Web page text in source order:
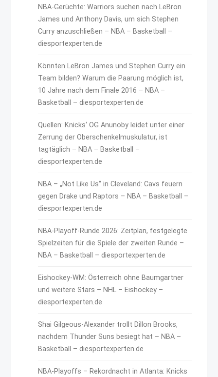
NBA-Gerüchte: Warriors suchen nach LeBron
James und Anthony Davis, um sich Stephen
Curry anzuschließen – NBA – Basketball –
diesportexperten.de
Könnten LeBron James und Stephen Curry ein
Team bilden? Warum die Paarung möglich ist,
10 Jahre nach dem Finale 2016 – NBA –
Basketball – diesportexperten.de
Quellen: Knicks‘ OG Anunoby leidet unter einer
Zerrung der Oberschenkelmuskulatur, ist
tagtäglich – NBA – Basketball –
diesportexperten.de
NBA – „Not Like Us“ in Cleveland: Cavs feuern
gegen Drake und Raptors – NBA – Basketball –
diesportexperten.de
NBA-Playoff-Runde 2026: Zeitplan, festgelegte
Spielzeiten für die Spiele der zweiten Runde –
NBA – Basketball – diesportexperten.de
Eishockey-WM: Österreich ohne Baumgartner
und weitere Stars – NHL – Eishockey –
diesportexperten.de
Shai Gilgeous-Alexander trollt Dillon Brooks,
nachdem Thunder Suns besiegt hat – NBA –
Basketball – diesportexperten.de
NBA-Playoffs – Rekordnacht in Atlanta: Knicks